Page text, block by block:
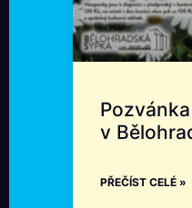
v
PŘEČÍST CELÉ »